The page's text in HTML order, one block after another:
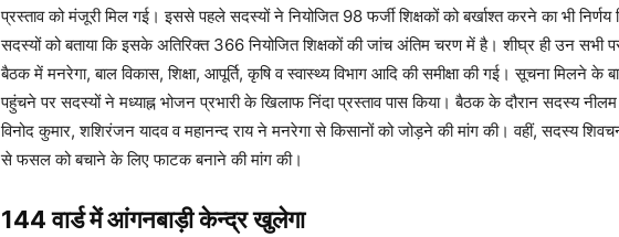
प्रस्ताव को मंजूरी मिल गई। इससे पहले सदस्यों ने नियोजित 98 फर्जी शिक्षकों को बर्खाश्त करने का भी निर्णय
सदस्यों को बताया कि इसके अतिरिक्त 366 नियोजित शिक्षकों की जांच अंतिम चरण में है। शीघ्र ही उन सभी पर
बैठक में मनरेगा, बाल विकास, शिक्षा, आपूर्ति, कृषि व स्वास्थ्य विभाग आदि की समीक्षा की गई। सूचना मिलने के
पहुंचने पर सदस्यों ने मध्याह्न भोजन प्रभारी के खिलाफ निंदा प्रस्ताव पास किया। बैठक के दौरान सदस्य नीलम
विनोद कुमार, शशिरंजन यादव व महानन्द राय ने मनरेगा से किसानों को जोड़ने की मांग की। वहीं, सदस्य
से फसल को बचाने के लिए फाटक बनाने की मांग की।
144 वार्ड में आंगनबाड़ी केन्द्र खुलेगा